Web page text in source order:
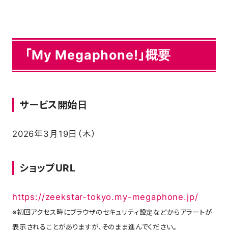
PARTNERS
CONTACT
お問い合わせ
スクール体験・入会希望
「My Megaphone!」概要
サービス開始日
2026年3月19日（木）
ショップURL
https://zeekstar-tokyo.my-megaphone.jp/
※初回アクセス時にブラウザのセキュリティ設定などからアラートが
表示されることがありますが、そのまま進んでください。